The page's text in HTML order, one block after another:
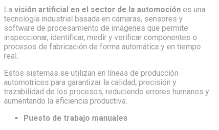
La visión artificial en el sector de la automoción es una
tecnología industrial basada en cámaras, sensores y
software de procesamiento de imágenes que permite
inspeccionar, identificar, medir y verificar componentes o
procesos de fabricación de forma automática y en tiempo
real.
Estos sistemas se utilizan en líneas de producción
automotrices para garantizar la calidad, precisión y
trazabilidad de los procesos, reduciendo errores humanos y
aumentando la eficiencia productiva.
Puesto de trabajo manuales